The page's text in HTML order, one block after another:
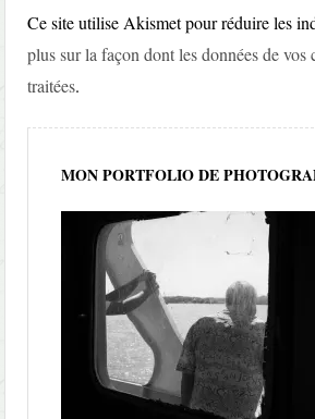
Ce site utilise Akismet pour réduire les
plus sur la façon dont les données de vos
traitées.
MON PORTFOLIO DE